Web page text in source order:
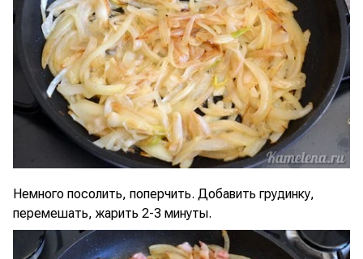
Немного посолить, поперчить. Добавить грудинку,
перемешать, жарить 2-3 минуты.